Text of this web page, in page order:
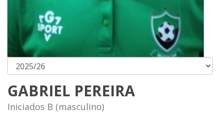
GABRIEL PEREIRA
Iniciados B (masculino)